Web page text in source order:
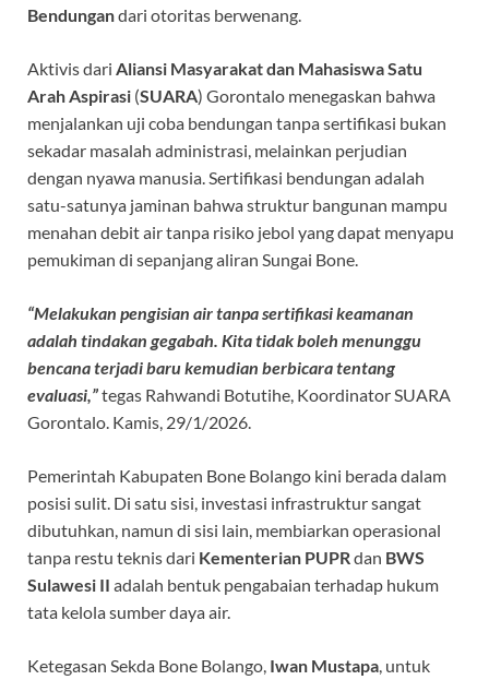
Bendungandari otoritas berwenang.
Aktivis dari Aliansi Masyarakat dan Mahasiswa Satu
Arah Aspirasi (SUARA) Gorontalo menegaskan bahwa
menjalankan uji coba bendungan tanpa sertifikasi bukan
sekadar masalah administrasi, melainkan perjudian
dengan nyawa manusia. Sertifikasi bendungan adalah
satu-satunya jaminan bahwa struktur bangunan mampu
menahan debit air tanpa risiko jebol yang dapat menyapu
pemukiman di sepanjang aliran Sungai Bone.
“Melakukan pengisian air tanpa sertifikasi keamanan
adalah tindakan gegabah. Kita tidak boleh menunggu
bencana terjadi baru kemudian berbicara tentang
evaluasi,”tegas Rahwandi Botutihe, Koordinator SUARA
Gorontalo. Kamis, 29/1/2026.
Pemerintah Kabupaten Bone Bolango kini berada dalam
posisi sulit. Di satu sisi, investasi infrastruktur sangat
dibutuhkan, namun di sisi lain, membiarkan operasional
tanpa restu teknis dari Kementerian PUPRdan BWS
Sulawesi II adalah bentuk pengabaian terhadap hukum
tata kelola sumber daya air.
Ketegasan Sekda Bone Bolango, Iwan Mustapa, untuk